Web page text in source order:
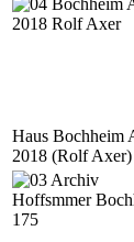
Haus Bochheim
2018 (Rolf Axer)